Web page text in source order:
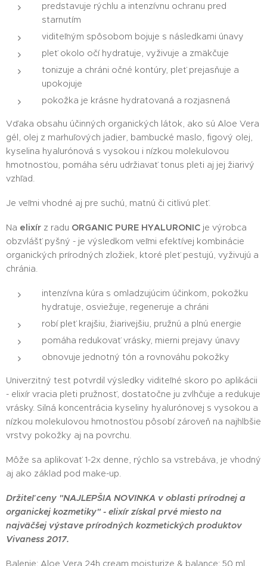
predstavuje rýchlu a intenzívnu ochranu pred
starnutím
viditeľným spôsobom bojuje s následkami únavy
pleť okolo očí hydratuje, vyživuje a zmäkčuje
tonizuje a chráni očné kontúry, pleť prejasňuje a
upokojuje
pokožka je krásne hydratovaná a rozjasnená
Vďaka obsahu účinných organických látok, ako sú Aloe Vera
gél, olej z marhuľových jadier, bambucké maslo, figový olej,
kyselina hyalurónová s vysokou i nízkou molekulovou
hmotnosťou, pomáha séru udržiavať tonus pleti aj jej žiarivý
vzhľad.
Je veľmi vhodné aj pre suchú, matnú či citlivú pleť.
Na elixír z radu ORGANIC PURE HYALURONIC je výrobca
obzvlášť pyšný - je výsledkom veľmi efektívej kombinácie
organických prírodných zložiek, ktoré pleť pestujú, vyživujú a
chránia.
intenzívna kúra s omladzujúcim účinkom, pokožku
hydratuje, osviežuje, regeneruje a chráni
robí pleť krajšiu, žiarivejšiu, pružnú a plnú energie
pomáha redukovať vrásky, mierni prejavy únavy
obnovuje jednotný tón a rovnováhu pokožky
Univerzitný test potvrdil výsledky viditeľné skoro po aplikácii
- elixír vracia pleti pružnosť, dostatočne ju zvlhčuje a redukuje
vrásky. Silná koncentrácia kyseliny hyalurónovej s vysokou a
nízkou molekulovou hmotnosťou pôsobí zároveň na najhlbšie
vrstvy pokožky aj na povrchu.
Môže sa aplikovať 1-2x denne, rýchlo sa vstrebáva, je vhodný
aj ako základ pod make-up.
Držiteľ ceny "NAJLEPŠIA NOVINKA v oblasti prírodnej a
organickej kozmetiky" - elixír získal prvé miesto na
najväčšej výstave prírodných kozmetických produktov
Vivaness 2017.
Balenie: Aloe Vera 24h cream moisturize & balance: 50 ml,